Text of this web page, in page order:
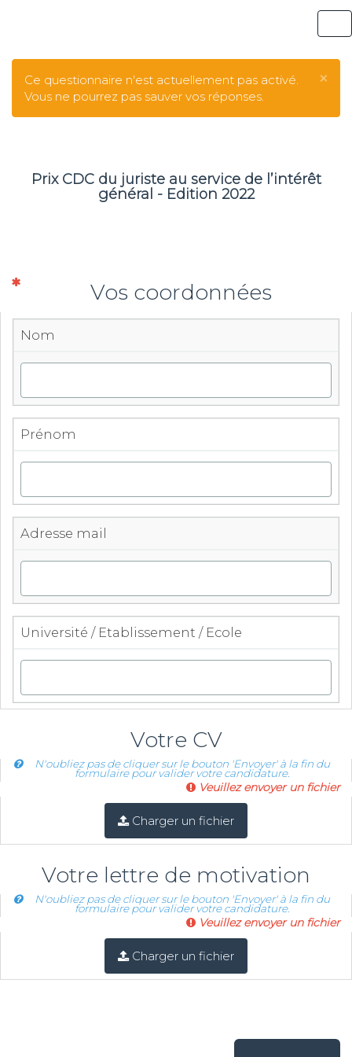
×
Ce questionnaire n'est actuellement pas activé.
Vous ne pourrez pas sauver vos réponses.
Prix CDC du juriste au service de l’intérêt
général - Edition 2022
(Cette question est obligatoire)
Vos coordonnées
Nom
Prénom
Adresse mail
Université / Etablissement / Ecole
Votre CV
N'oubliez pas de cliquer sur le bouton 'Envoyer' à la fin du
formulaire pour valider votre candidature.
Veuillez envoyer un fichier
Charger un fichier
Votre lettre de motivation
N'oubliez pas de cliquer sur le bouton 'Envoyer' à la fin du
formulaire pour valider votre candidature.
Veuillez envoyer un fichier
Charger un fichier